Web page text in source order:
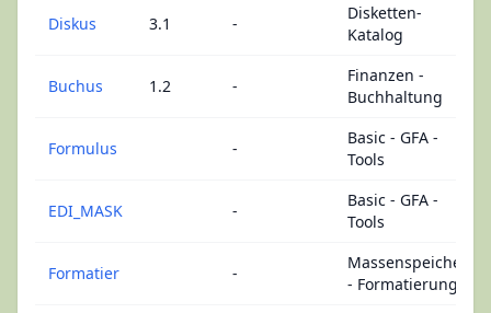
Diskus 3.1 -
Disketten-
Katalog
Buchus 1.2 -
Finanzen -
Buchhaltung
Formulus -
Basic - GFA -
Tools
EDI_MASK -
Basic - GFA -
Tools
Formatier -
Massenspeicher
- Formatierung